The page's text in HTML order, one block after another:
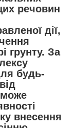
речовин
дії,
грунту. За
будь-
внесення